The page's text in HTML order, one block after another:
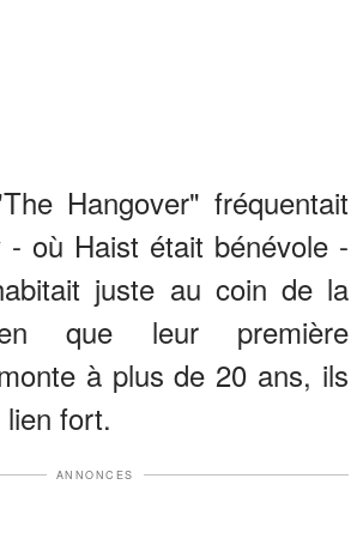
Hangover" fréquentait
- où Haist était bénévole -
juste au coin de la
que leur première
à plus de 20 ans, ils
fort.
ANNONCES